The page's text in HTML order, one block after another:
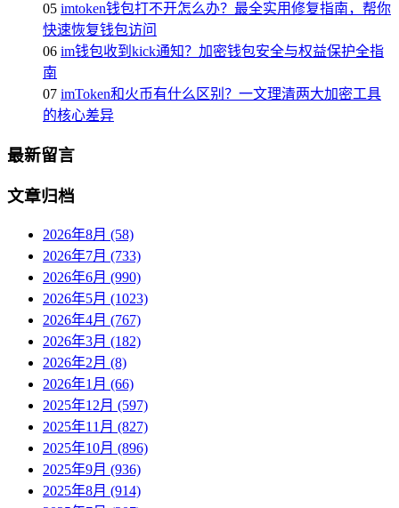
05 imtoken钱包打不开怎么办？最全实用修复指南，帮你
快速恢复钱包访问
06 im钱包收到kick通知？加密钱包安全与权益保护全指
南
07 imToken和火币有什么区别？一文理清两大加密工具
的核心差异
最新留言
文章归档
2026年8月 (58)
2026年7月 (733)
2026年6月 (990)
2026年5月 (1023)
2026年4月 (767)
2026年3月 (182)
2026年2月 (8)
2026年1月 (66)
2025年12月 (597)
2025年11月 (827)
2025年10月 (896)
2025年9月 (936)
2025年8月 (914)